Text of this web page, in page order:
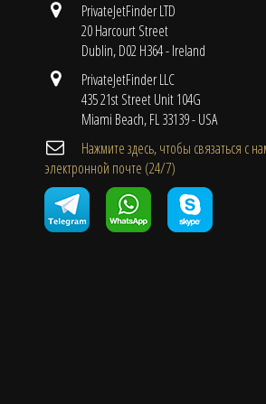
PrivateJetFinder LTD
20 Harcourt Street
Dublin, D02 H364 - Ireland
PrivateJetFinder LLC
435 21st Street Unit 104G
Miami Beach, FL 33139 - USA
Нажмите здесь, чтобы связаться с
электронной почте (24/7)